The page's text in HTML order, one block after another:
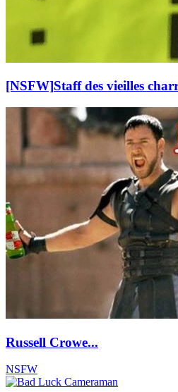
[NSFW]Staff des vieilles
Russell Crowe...
NSFW